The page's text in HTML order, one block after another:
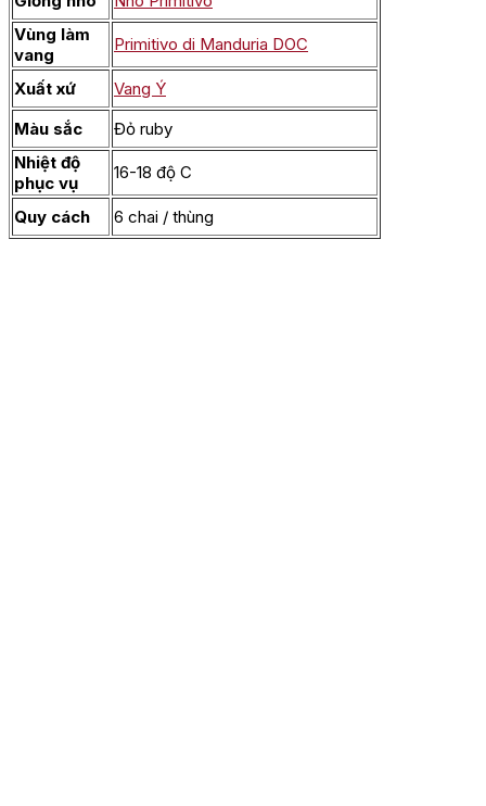
Vùng làm
vang
Primitivo di Manduria DOC
Xuất xứ
Vang Ý
Màu sắc
Đỏ ruby
Nhiệt độ
phục vụ
16-18 độ C
Quy cách 6 chai / thùng